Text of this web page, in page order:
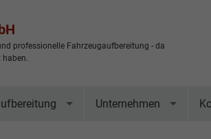
professionelle Fahrzeugaufbereitung - da
haben.
Unternehmen